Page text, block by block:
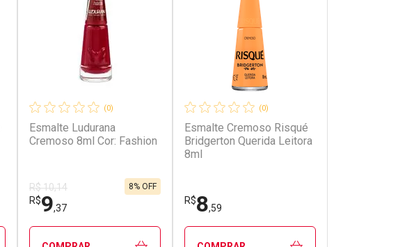
(0)
Esmalte Ludurana
Cremoso 8ml Cor: Fashion
R$ 10,14
R$9,37
8% OFF
(0)
Esmalte Cremoso Risqué
Bridgerton Querida Leitora
8ml
R$8,59